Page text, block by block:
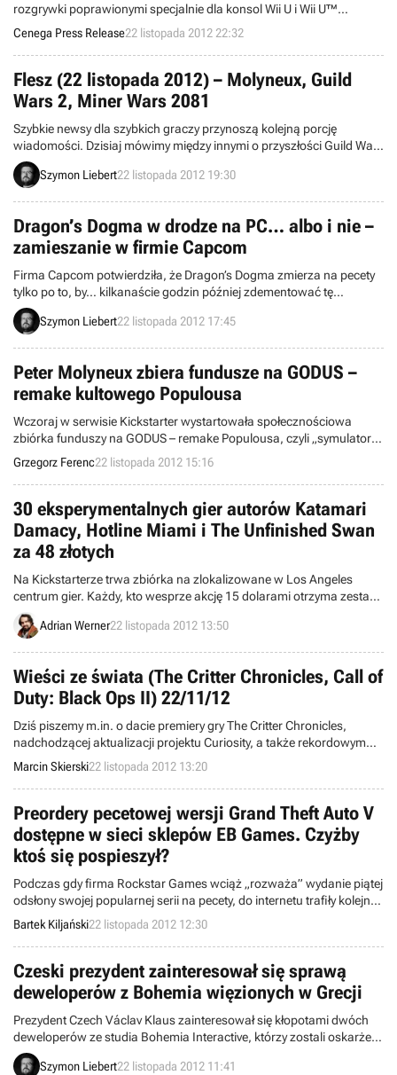
rozgrywki poprawionymi specjalnie dla konsol Wii U i Wii U™
Gamepad sprawia, że gracze zapragną wrócić do miasta Arkham i
znów stanąć do walki w roli Batmana.
Cenega Press Release22 listopada 2012 22:32
Flesz (22 listopada 2012) – Molyneux, Guild
Wars 2, Miner Wars 2081
Szybkie newsy dla szybkich graczy przynoszą kolejną porcję
wiadomości. Dzisiaj mówimy między innymi o przyszłości Guild Wars
2 i akcji Petera Molyneux na Kickstarterze.
Szymon Liebert22 listopada 2012 19:30
Dragon’s Dogma w drodze na PC… albo i nie –
zamieszanie w firmie Capcom
Firma Capcom potwierdziła, że Dragon’s Dogma zmierza na pecety
tylko po to, by… kilkanaście godzin później zdementować tę
informację. Błędna odpowiedź na jedno z pytań fanów dała przez
chwilę nadzieję na to, że doczekamy się konwersji świetnej gry akcji
Szymon Liebert22 listopada 2012 17:45
Peter Molyneux zbiera fundusze na GODUS –
remake kultowego Populousa
Wczoraj w serwisie Kickstarter wystartowała społecznościowa
zbiórka funduszy na GODUS – remake Populousa, czyli „symulatora
boga” z 1989 roku. Nad projektem pracuje Peter Molyneux i studio
22Cans. Aby móc go zrealizować, twórcy potrzebują 450 tys.
funtów.
Grzegorz Ferenc22 listopada 2012 15:16
30 eksperymentalnych gier autorów Katamari
Damacy, Hotline Miami i The Unfinished Swan
za 48 złotych
Na Kickstarterze trwa zbiórka na zlokalizowane w Los Angeles
centrum gier. Każdy, kto wesprze akcję 15 dolarami otrzyma zestaw
30 eksperymentalnych produkcji autorstwa twórców takich tytułów
jak Katamari Damacy, Hotline Miami, The Unfinished Swan czy seria
Adrian Werner22 listopada 2012 13:50
Wieści ze świata (The Critter Chronicles, Call of
Duty: Black Ops II) 22/11/12
Dziś piszemy m.in. o dacie premiery gry The Critter Chronicles,
nadchodzącej aktualizacji projektu Curiosity, a także rekordowym
maratonie w strzelaninie Call of Duty: Black Ops II. Witamy w
wieściach ze świata - codziennej porcji krótkich wiadomości.
Marcin Skierski22 listopada 2012 13:20
Preordery pecetowej wersji Grand Theft Auto V
dostępne w sieci sklepów EB Games. Czyżby
ktoś się pospieszył?
Podczas gdy firma Rockstar Games wciąż „rozważa” wydanie piątej
odsłony swojej popularnej serii na pecety, do internetu trafiły kolejne
zdjęcia ukazujące preorderowe egzemplarze komputerowego
wydania Grand Theft Auto V na sklepowych półkach.
Bartek Kiljański22 listopada 2012 12:30
Czeski prezydent zainteresował się sprawą
deweloperów z Bohemia więzionych w Grecji
Prezydent Czech Václav Klaus zainteresował się kłopotami dwóch
deweloperów ze studia Bohemia Interactive, którzy zostali oskarżeni
o szpiegostwo i przebywają w greckim więzieniu. W liście do
prezydenta Grecji Klaus poprosił o śledzenie tej sprawy ze
Szymon Liebert22 listopada 2012 11:41